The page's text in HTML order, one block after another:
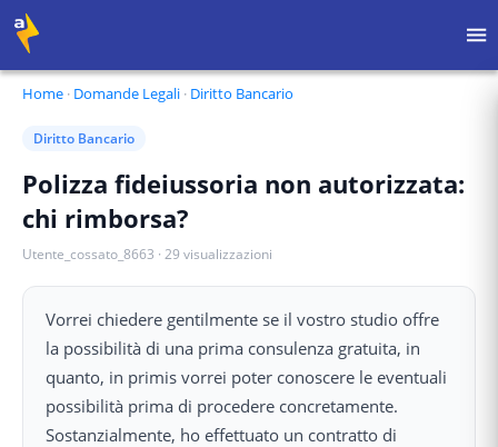
Home · Domande Legali · Diritto Bancario
Diritto Bancario
Polizza fideiussoria non autorizzata:
chi rimborsa?
Utente_cossato_8663 · 29 visualizzazioni
Vorrei chiedere gentilmente se il vostro studio offre
la possibilità di una prima consulenza gratuita, in
quanto, in primis vorrei poter conoscere le eventuali
possibilità prima di procedere concretamente.
Sostanzialmente, ho effettuato un contratto di